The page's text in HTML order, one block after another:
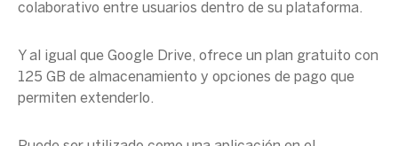
colaborativo entre usuarios dentro de su plataforma.
Y al igual que Google Drive, ofrece un plan gratuito con
125 GB de almacenamiento y opciones de pago que
permiten extenderlo.